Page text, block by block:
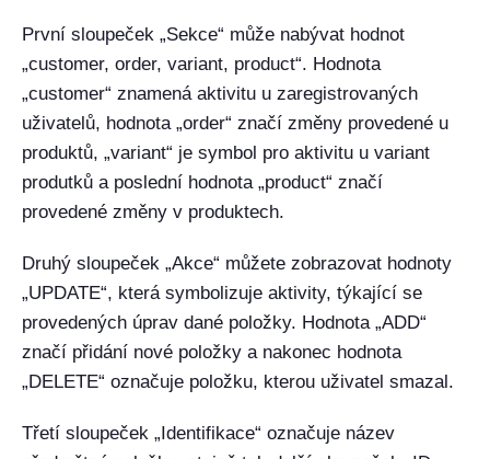
První sloupeček „Sekce“ může nabývat hodnot
„customer, order, variant, product“. Hodnota
„customer“ znamená aktivitu u zaregistrovaných
uživatelů, hodnota „order“ značí změny provedené u
produktů, „variant“ je symbol pro aktivitu u variant
produtků a poslední hodnota „product“ značí
provedené změny v produktech.
Druhý sloupeček „Akce“ můžete zobrazovat hodnoty
„UPDATE“, která symbolizuje aktivity, týkající se
provedených úprav dané položky. Hodnota „ADD“
značí přidání nové položky a nakonec hodnota
„DELETE“ označuje položku, kterou uživatel smazal.
Třetí sloupeček „Identifikace“ označuje název